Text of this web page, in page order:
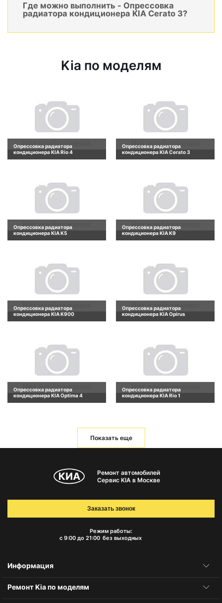
Где можно выполнить - Опрессовка
радиатора кондиционера KIA Cerato 3?
Kia по моделям
Опрессовка радиатора
кондиционера KIA Rio 4
Опрессовка радиатора
кондиционера KIA Cerato 3
Опрессовка радиатора
кондиционера KIA K5
Опрессовка радиатора
кондиционера KIA K9
Опрессовка радиатора
кондиционера KIA K900
Опрессовка радиатора
кондиционера KIA Opirus
Опрессовка радиатора
кондиционера KIA Optima 4
Опрессовка радиатора
кондиционера KIA Rio 1
Показать еще
Ремонт автомобилей
Сервис KIA в Москве
Режим работы:
с 9:00 до 21:00 без выходных
Заказать звонок
Информация
Ремонт Kia по моделям